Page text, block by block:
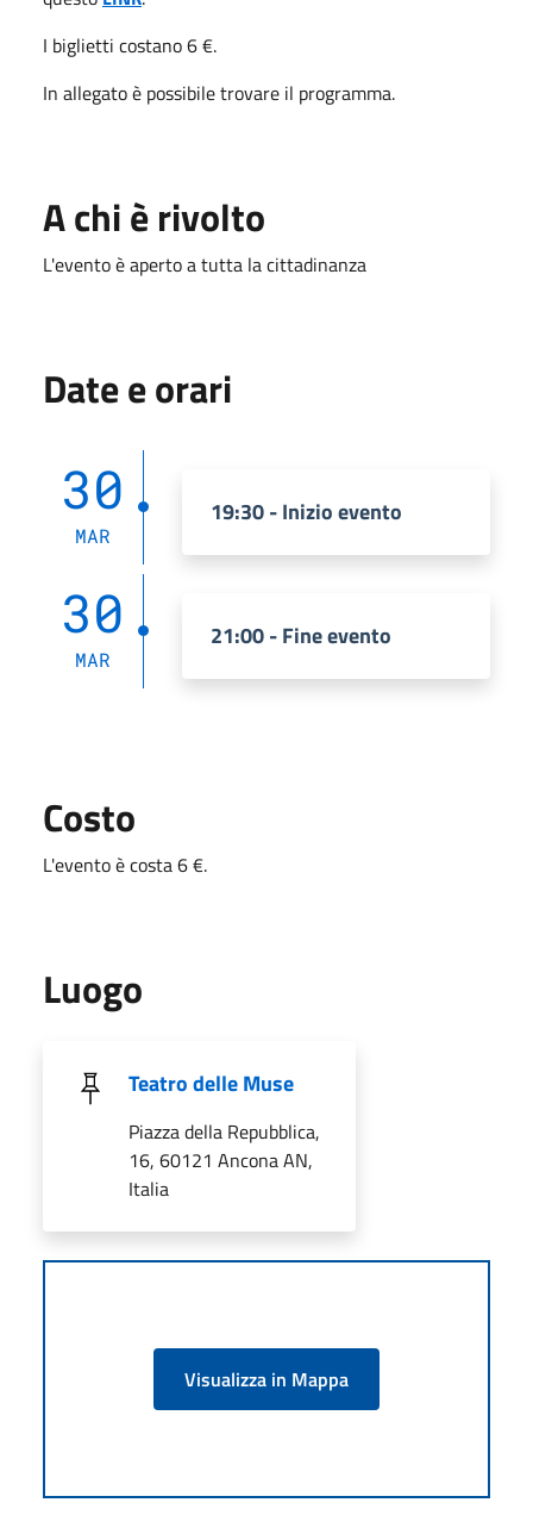
I biglietti costano 6 €.
In allegato è possibile trovare il programma.
A chi è rivolto
L'evento è aperto a tutta la cittadinanza
Date e orari
30
MAR
19:30 - Inizio evento
30
MAR
21:00 - Fine evento
Costo
L'evento è costa 6 €.
Luogo
Teatro delle Muse
Piazza della Repubblica,
16, 60121 Ancona AN,
Italia
Visualizza in Mappa